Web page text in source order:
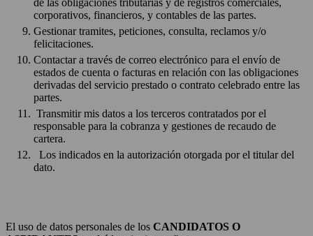
de las obligaciones tributarias y de registros comerciales,
corporativos, financieros, y contables de las partes.
Gestionar tramites, peticiones, consulta, reclamos y/o
felicitaciones.
Contactar a través de correo electrónico para el envío de
estados de cuenta o facturas en relación con las obligaciones
derivadas del servicio prestado o contrato celebrado entre las
partes.
Transmitir mis datos a los terceros contratados por el
responsable para la cobranza y gestiones de recaudo de
cartera.
Los indicados en la autorización otorgada por el titular del
dato.
El uso de datos personales de los CANDIDATOS O